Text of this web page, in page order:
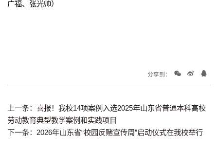
广福、张光帅）
分享到：
上一条： 喜报！我校14项案例入选2025年山东省普通本科高校
劳动教育典型教学案例和实践项目
下一条： 2026年山东省“校园反赌宣传周”启动仪式在我校举行